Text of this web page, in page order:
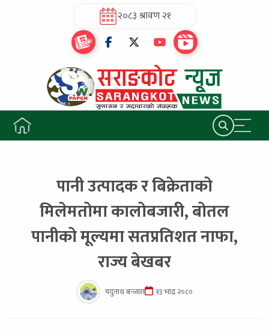
२०८३ श्रावण २१
पानी उत्पादक र बिक्रेताको
मिलेमतोमा कालोबजारी, बोतल
पानीको मूल्यमा सतप्रतिशत नाफा,
राज्य बेखबर
यदुनाथ बन्जारा १३ भाद्र २०८०